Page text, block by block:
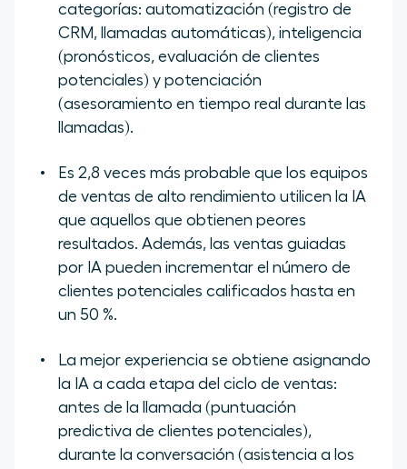
categorías: automatización (registro de
CRM, llamadas automáticas), inteligencia
(pronósticos, evaluación de clientes
potenciales) y potenciación
(asesoramiento en tiempo real durante las
llamadas).
Es 2,8 veces más probable que los equipos
de ventas de alto rendimiento utilicen la IA
que aquellos que obtienen peores
resultados. Además, las ventas guiadas
por IA pueden incrementar el número de
clientes potenciales calificados hasta en
un 50 %.
La mejor experiencia se obtiene asignando
la IA a cada etapa del ciclo de ventas:
antes de la llamada (puntuación
predictiva de clientes potenciales),
durante la conversación (asistencia a los